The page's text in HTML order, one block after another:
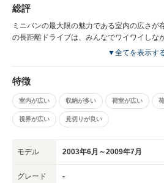
総評
ミニバンの最大限の魅力である室内の広さが
の長距離ドライブは、みんなでワイワイしな
の車中泊でも広々と過ごすことができました
く気になりませんでした。 大きいサイズの車
が、見晴らしは良いため運転はしやすかった
▼全てを表示す
特徴
室内が広い 収納が多い 荷室が広い
視界が広い 見切りが良い
モデル 2003年6月～2009年7月
グレード -